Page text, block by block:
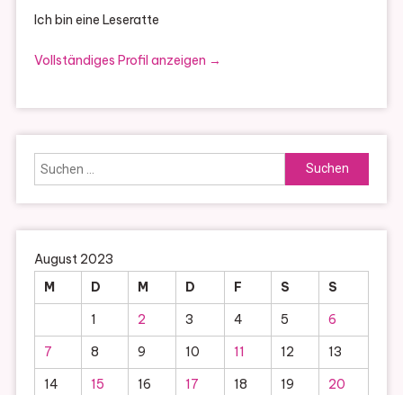
Ich bin eine Leseratte
Vollständiges Profil anzeigen →
Suchen
nach:
August 2023
M
D M D F S
S
1
2 3 4 5
6
7
8 9 10 11 12
13
14
15 16 17 18 19
20